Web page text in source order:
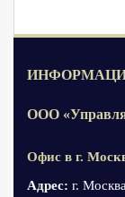
ООО
Офис в г.
Адрес: г.